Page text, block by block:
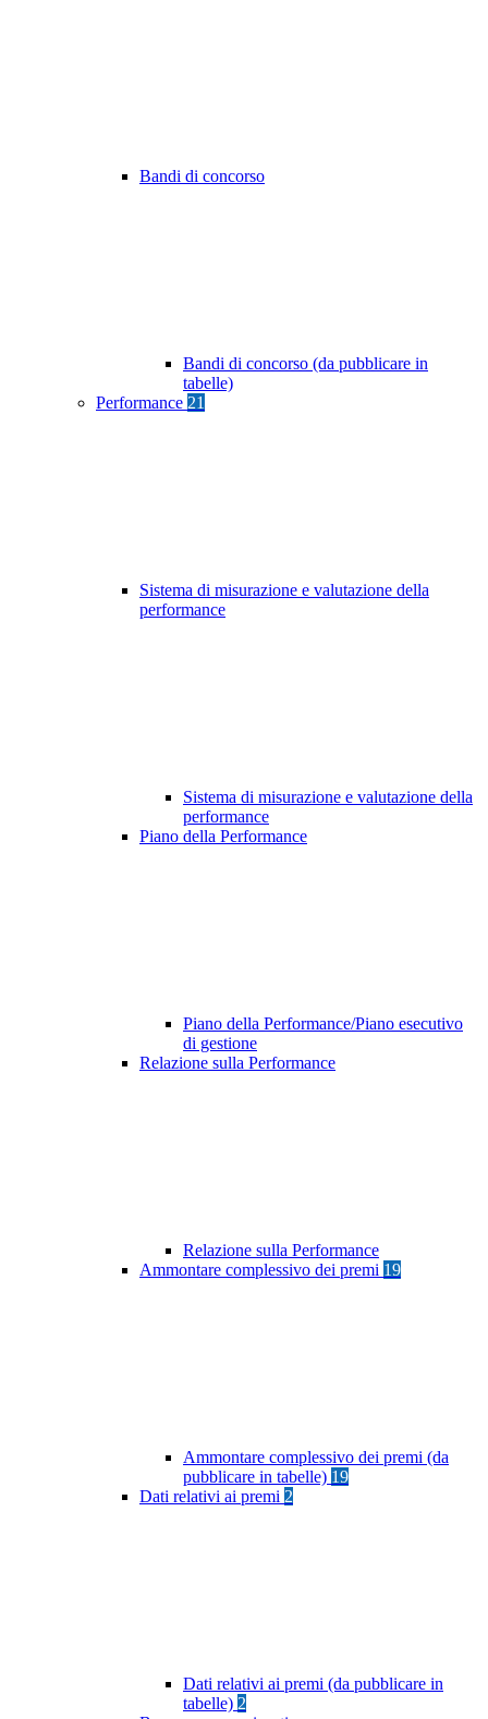
Bandi di concorso
Bandi di concorso (da pubblicare in
tabelle)
Performance 21
Sistema di misurazione e valutazione della
performance
Sistema di misurazione e valutazione della
performance
Piano della Performance
Piano della Performance/Piano esecutivo
di gestione
Relazione sulla Performance
Relazione sulla Performance
Ammontare complessivo dei premi 19
Ammontare complessivo dei premi (da
pubblicare in tabelle) 19
Dati relativi ai premi 2
Dati relativi ai premi (da pubblicare in
tabelle) 2